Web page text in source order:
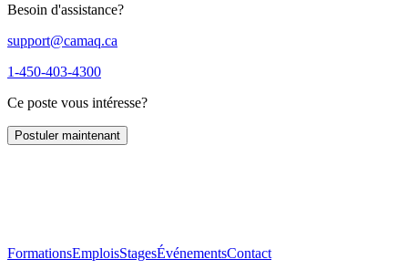
Besoin d'assistance?
support@camaq.ca
1-450-403-4300
Ce poste vous intéresse?
Postuler maintenant
FormationsEmploisStagesÉvénementsContact